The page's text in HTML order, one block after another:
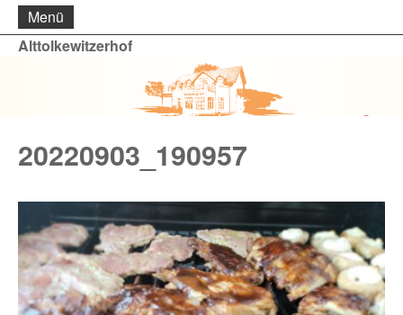
Menü
Alttolkewitzerhof
20220903_190957